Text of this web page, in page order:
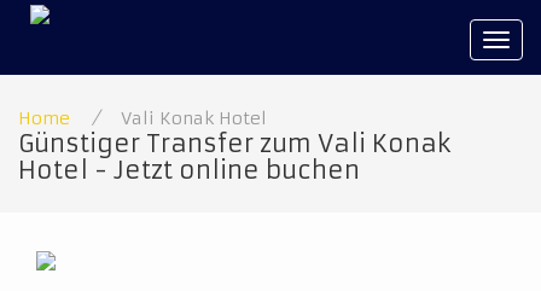
Home / Vali Konak Hotel
Günstiger Transfer zum Vali Konak
Hotel - Jetzt online buchen